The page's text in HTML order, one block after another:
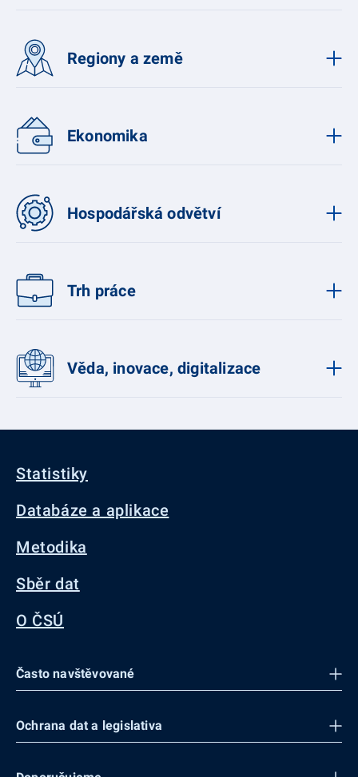
Regiony a země
Ekonomika
Hospodářská odvětví
Trh práce
Věda, inovace, digitalizace
Statistiky
Databáze a aplikace
Metodika
Sběr dat
O ČSÚ
Často navštěvované
Ochrana dat a legislativa